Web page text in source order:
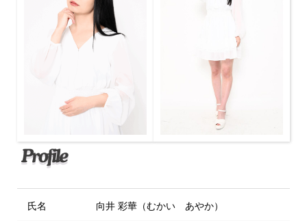
氏名 向井 彩華（むかい あやか）